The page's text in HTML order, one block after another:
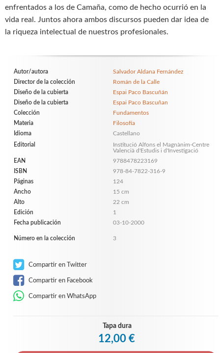
enfrentados a los de Camaña, como de hecho ocurrió en la
vida real. Juntos ahora ambos discursos pueden dar idea de
la riqueza intelectual de nuestros profesionales.
Autor/autora
Salvador Aldana Fernández
Director de la colección
Román de la Calle
Diseño de la cubierta
Espai Paco Bascuñán
Diseño de la cubierta
Espai Paco Bascuñan
Colección
Fundamentos
Materia
Filosofía
Idioma
Castellano
Editorial
Institució Alfons el Magnànim-Centre
Valencià d'Estudis i d'Investigació
EAN
9788478223169
ISBN
978-84-7822-316-9
Páginas
124
Ancho
15 cm
Alto
22 cm
Edición
1
Fecha publicación
03-10-2000
Número en la colección 3
Compartir en Twitter
Compartir en Facebook
Compartir en WhatsApp
Tapa dura
12,00 €